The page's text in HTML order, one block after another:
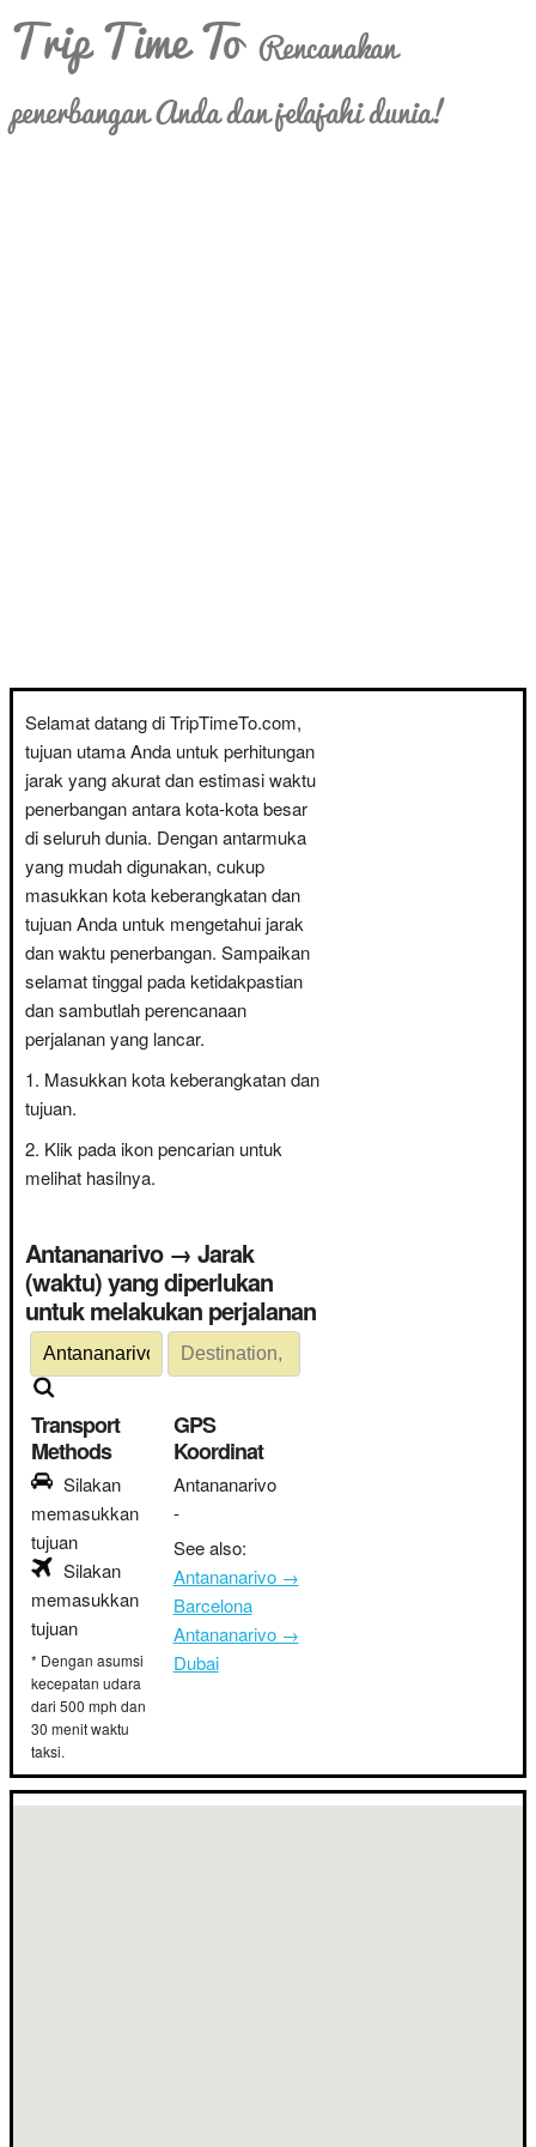
Trip Time To Rencanakan
penerbangan Anda dan jelajahi dunia!
Selamat datang di TripTimeTo.com,
tujuan utama Anda untuk perhitungan
jarak yang akurat dan estimasi waktu
penerbangan antara kota-kota besar
di seluruh dunia. Dengan antarmuka
yang mudah digunakan, cukup
masukkan kota keberangkatan dan
tujuan Anda untuk mengetahui jarak
dan waktu penerbangan. Sampaikan
selamat tinggal pada ketidakpastian
dan sambutlah perencanaan
perjalanan yang lancar.
Masukkan kota keberangkatan dan
tujuan.
Klik pada ikon pencarian untuk
melihat hasilnya.
Antananarivo → Jarak
(waktu) yang diperlukan
untuk melakukan perjalanan
Transport
Methods
Silakan
memasukkan
tujuan
Silakan
memasukkan
tujuan
* Dengan asumsi
kecepatan udara
dari 500 mph dan
30 menit waktu
taksi.
GPS
Koordinat
Antananarivo
-
See also:
Antananarivo →
Barcelona
Antananarivo →
Dubai